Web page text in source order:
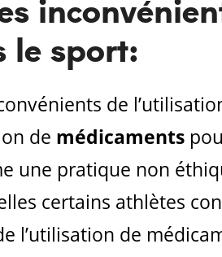
le sport:
de
de médicaments
une pratique non
certains athlètes
l’utilisation de